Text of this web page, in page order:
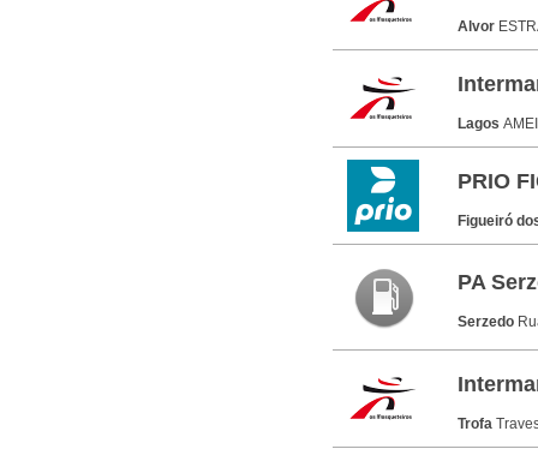
Alvor
Lagos
PRIO
Figueiró
PA
Serzedo
Trofa